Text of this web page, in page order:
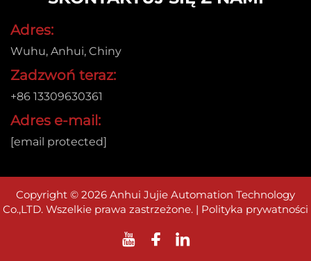
Adres:
Wuhu, Anhui, Chiny
Zadzwoń teraz:
+86 13309630361
Adres e-mail:
[email protected]
Copyright © 2026 Anhui Jujie Automation Technology
Co.,LTD. Wszelkie prawa zastrzeżone. | Polityka prywatności